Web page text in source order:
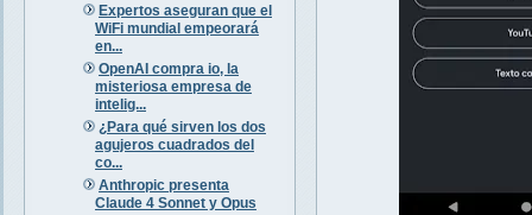
Expertos aseguran que el
WiFi mundial empeorará
en...
OpenAI compra io, la
misteriosa empresa de
intelig...
¿Para qué sirven los dos
agujeros cuadrados del
co...
Anthropic presenta
Claude 4 Sonnet y Opus